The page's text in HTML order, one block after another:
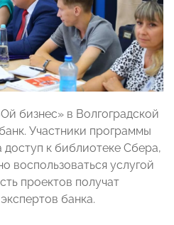
бизнес» в Волгоградской
Участники программы
доступ к библиотеке Сбера,
воспользоваться услугой
проектов получат
банка.